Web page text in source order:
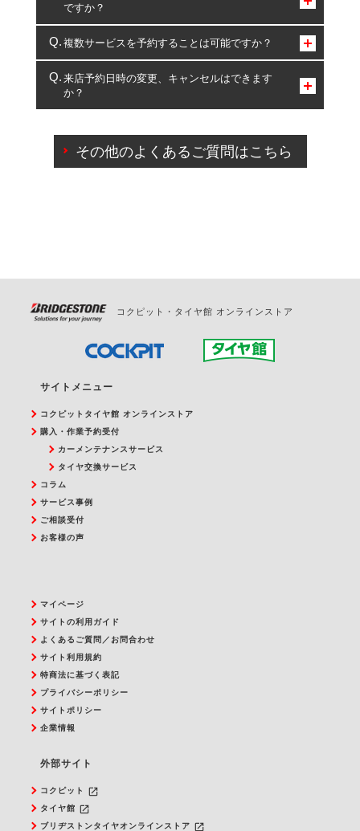
ですか？
コクピット・タイヤ館のみとなります。
複数サービスを予約することは可能ですか？
複数サービスのご予約は可能です。
一部の商品・サービスの組み合わせに限り、同時にご予約が
出来ないものもございます。
来店予約日時の変更、キャンセルはできます
か？
ご来店予約日の3営業日前を過ぎている場合のご予約
の日時変更につきましては、直接ご予約の店舗まで
その他のよくあるご質問はこちら
コクピット・タイヤ館 オンラインストア
サイトメニュー
コクピットタイヤ館 オンラインストア
購入・作業予約受付
カーメンテナンスサービス
タイヤ交換サービス
コラム
サービス事例
ご相談受付
お客様の声
マイページ
サイトの利用ガイド
よくあるご質問／お問合わせ
サイト利用規約
特商法に基づく表記
プライバシーポリシー
サイトポリシー
企業情報
外部サイト
コクピット launch
タイヤ館 launch
ブリヂストンタイヤオンラインストア launch